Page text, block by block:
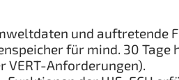
und auftretende
für mind. 30 Tage
VERT-Anforderungen).